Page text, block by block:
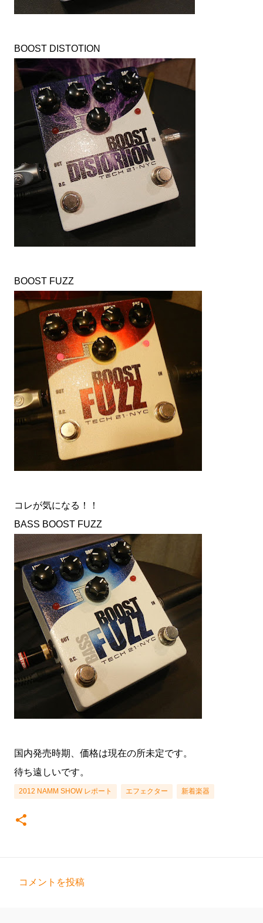
BOOST DISTOTION
BOOST FUZZ
コレが気になる！！
BASS BOOST FUZZ
国内発売時期、価格は現在の所未定です。
待ち遠しいです。
2012 NAMM SHOW レポート エフェクター 新着楽器
コメントを投稿